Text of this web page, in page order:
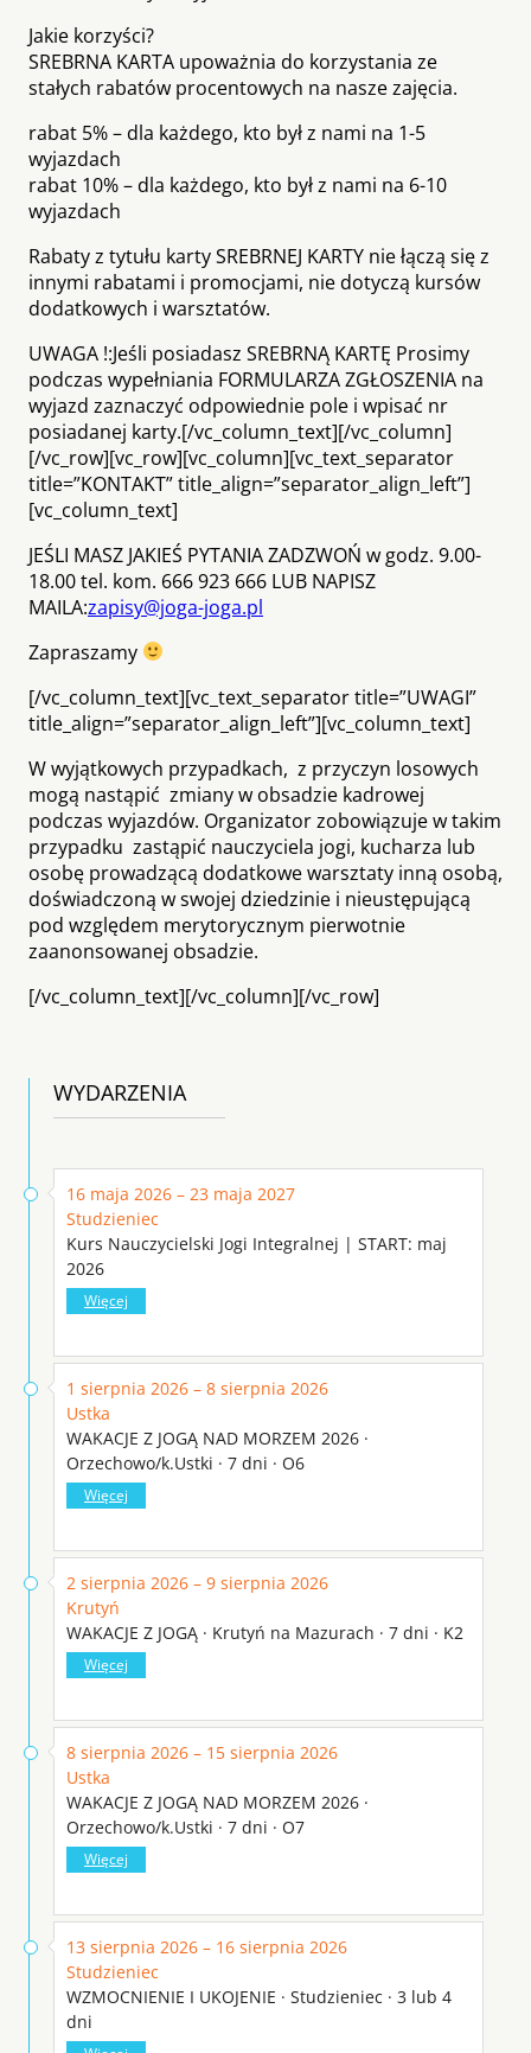
Jakie korzyści?
SREBRNA KARTA upoważnia do korzystania ze
stałych rabatów procentowych na nasze zajęcia.
rabat 5% – dla każdego, kto był z nami na 1-5
wyjazdach
rabat 10% – dla każdego, kto był z nami na 6-10
wyjazdach
Rabaty z tytułu karty SREBRNEJ KARTY nie łączą się z
innymi rabatami i promocjami, nie dotyczą kursów
dodatkowych i warsztatów.
UWAGA !:Jeśli posiadasz SREBRNĄ KARTĘ Prosimy
podczas wypełniania FORMULARZA ZGŁOSZENIA na
wyjazd zaznaczyć odpowiednie pole i wpisać nr
posiadanej karty.[/vc_column_text][/vc_column]
[/vc_row][vc_row][vc_column][vc_text_separator
title=”KONTAKT” title_align=”separator_align_left”]
[vc_column_text]
JEŚLI MASZ JAKIEŚ PYTANIA ZADZWOŃ w godz. 9.00-
18.00 tel. kom. 666 923 666 LUB NAPISZ
MAILA:zapisy@joga-joga.pl
Zapraszamy
[/vc_column_text][vc_text_separator title=”UWAGI”
title_align=”separator_align_left”][vc_column_text]
W wyjątkowych przypadkach, z przyczyn losowych
mogą nastąpić zmiany w obsadzie kadrowej
podczas wyjazdów. Organizator zobowiązuje w takim
przypadku zastąpić nauczyciela jogi, kucharza lub
osobę prowadzącą dodatkowe warsztaty inną osobą,
doświadczoną w swojej dziedzinie i nieustępującą
pod względem merytorycznym pierwotnie
zaanonsowanej obsadzie.
[/vc_column_text][/vc_column][/vc_row]
WYDARZENIA
16 maja 2026 – 23 maja 2027
Studzieniec
Kurs Nauczycielski Jogi Integralnej | START: maj
2026
Więcej
1 sierpnia 2026 – 8 sierpnia 2026
Ustka
WAKACJE Z JOGĄ NAD MORZEM 2026 ·
Orzechowo/k.Ustki · 7 dni · O6
Więcej
2 sierpnia 2026 – 9 sierpnia 2026
Krutyń
WAKACJE Z JOGĄ · Krutyń na Mazurach · 7 dni · K2
Więcej
8 sierpnia 2026 – 15 sierpnia 2026
Ustka
WAKACJE Z JOGĄ NAD MORZEM 2026 ·
Orzechowo/k.Ustki · 7 dni · O7
Więcej
13 sierpnia 2026 – 16 sierpnia 2026
Studzieniec
WZMOCNIENIE I UKOJENIE · Studzieniec · 3 lub 4
dni